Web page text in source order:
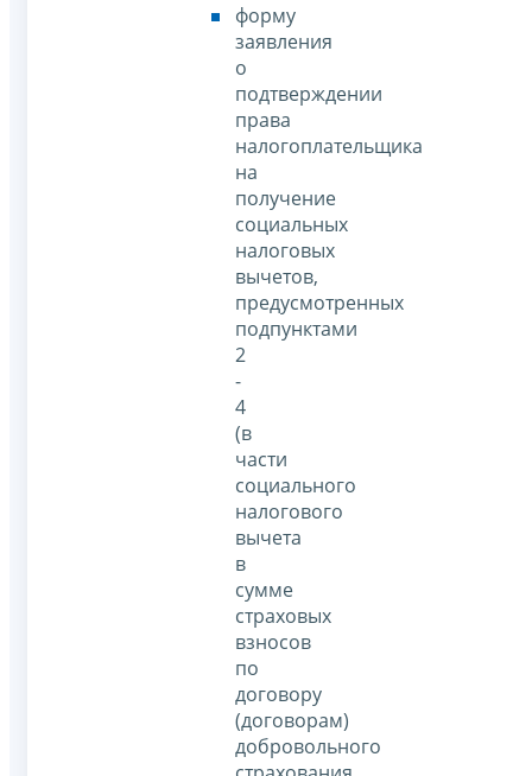
форму
заявления
о
подтверждении
права
налогоплательщика
на
получение
социальных
налоговых
вычетов,
предусмотренных
подпунктами
2
-
4
(в
части
социального
налогового
вычета
в
сумме
страховых
взносов
по
договору
(договорам)
добровольного